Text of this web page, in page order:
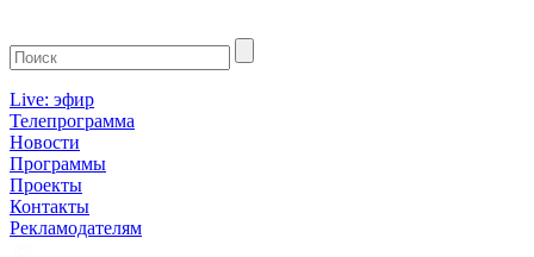
Live: эфир
Телепрограмма
Новости
Программы
Проекты
Контакты
Рекламодателям